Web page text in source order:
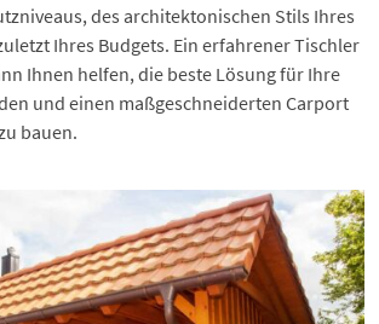
des architektonischen Stils Ihres
Ihres Budgets. Ein erfahrener Tischler
Ihnen helfen, die beste Lösung für Ihre
und einen maßgeschneiderten Carport
bauen.